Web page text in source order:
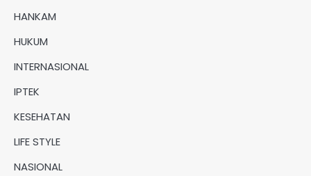
HANKAM
HUKUM
INTERNASIONAL
IPTEK
KESEHATAN
LIFE STYLE
NASIONAL